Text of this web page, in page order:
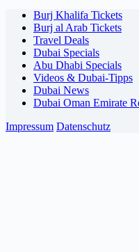
Burj Khalifa Tickets
Burj al Arab Tickets
Travel Deals
Dubai Specials
Abu Dhabi Specials
Videos & Dubai-Tipps
Dubai News
Dubai Oman Emirate
Impressum Datenschutz